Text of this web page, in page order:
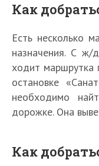
Как
Есть несколько
назначения. С ж/
ходит маршрутка
остановке
необходимо
дорожке. Она
Как